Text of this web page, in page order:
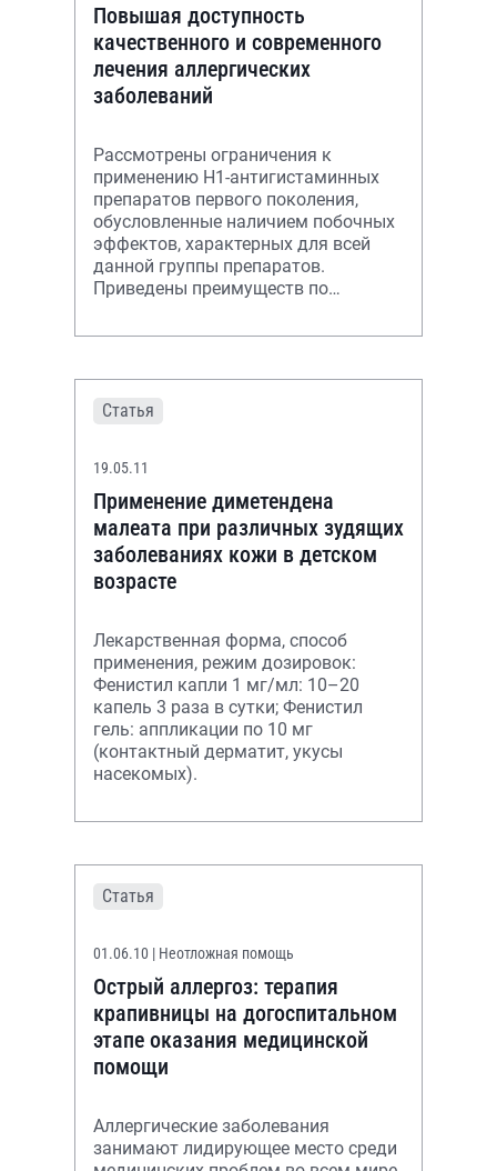
Повышая доступность
качественного и современного
лечения аллергических
заболеваний
Рассмотрены ограничения к
применению Н1-антигистаминных
препаратов первого поколения,
обусловленные наличием побочных
эффектов, характерных для всей
данной группы препаратов.
Приведены преимуществ по
антигистаминных препаратов вто
Статья
19.05.11
Применение диметендена
малеата при различных зудящих
заболеваниях кожи в детском
возрасте
Лекарственная форма, способ
применения, режим дозировок:
Фенистил капли 1 мг/мл: 10–20
капель 3 раза в сутки; Фенистил
гель: аппликации по 10 мг
(контактный дерматит, укусы
насекомых).
Статья
01.06.10 | Неотложная помощь
Острый аллергоз: терапия
крапивницы на догоспитальном
этапе оказания медицинской
помощи
Аллергические заболевания
занимают лидирующее место среди